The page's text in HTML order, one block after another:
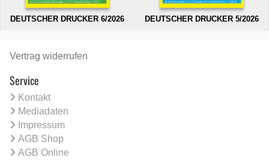
DEUTSCHER DRUCKER 6/2026 DEUTSCHER DRUCKER 5/2026
Vertrag widerrufen
Service
Kontakt
Mediadaten
Impressum
AGB Shop
AGB Online